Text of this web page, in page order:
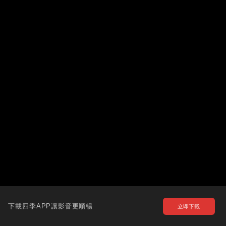
下載四季APP讓影音更順暢 立即下載